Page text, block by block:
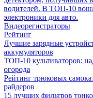
водителей. В ТОП-10
электроники для авто.
Видеорегистраторы
Рейтинг
Лучшие зарядные
аккумуляторов
ТОП-10 культиваторов:
огорода
Рейтинг трюковых
райдеров
15 лучших фильтров